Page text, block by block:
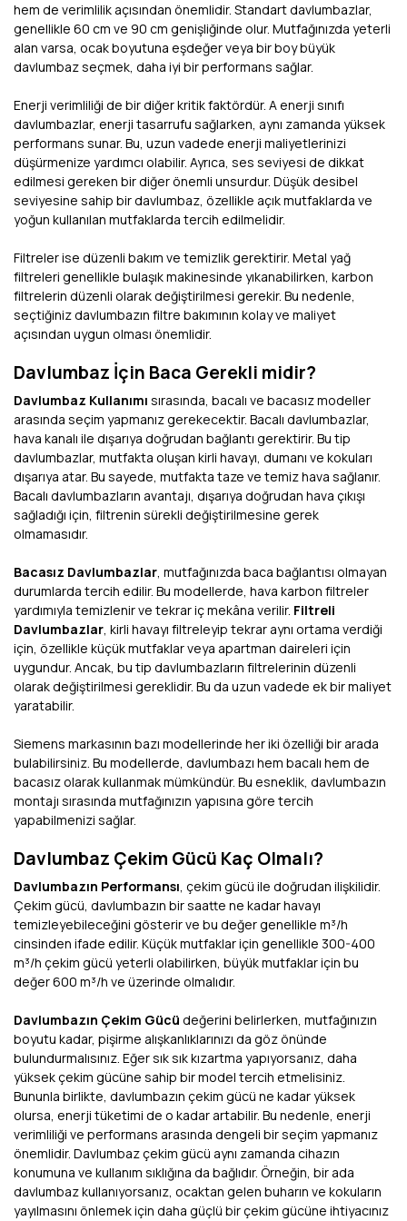
hem de verimlilik açısından önemlidir. Standart davlumbazlar,
genellikle 60 cm ve 90 cm genişliğinde olur. Mutfağınızda yeterli
alan varsa, ocak boyutuna eşdeğer veya bir boy büyük
davlumbaz seçmek, daha iyi bir performans sağlar.
Enerji verimliliği de bir diğer kritik faktördür. A enerji sınıfı
davlumbazlar, enerji tasarrufu sağlarken, aynı zamanda yüksek
performans sunar. Bu, uzun vadede enerji maliyetlerinizi
düşürmenize yardımcı olabilir. Ayrıca, ses seviyesi de dikkat
edilmesi gereken bir diğer önemli unsurdur. Düşük desibel
seviyesine sahip bir davlumbaz, özellikle açık mutfaklarda ve
yoğun kullanılan mutfaklarda tercih edilmelidir.
Filtreler ise düzenli bakım ve temizlik gerektirir. Metal yağ
filtreleri genellikle bulaşık makinesinde yıkanabilirken, karbon
filtrelerin düzenli olarak değiştirilmesi gerekir. Bu nedenle,
seçtiğiniz davlumbazın filtre bakımının kolay ve maliyet
açısından uygun olması önemlidir.
Davlumbaz İçin Baca Gerekli midir?
Davlumbaz Kullanımı sırasında, bacalı ve bacasız modeller
arasında seçim yapmanız gerekecektir. Bacalı davlumbazlar,
hava kanalı ile dışarıya doğrudan bağlantı gerektirir. Bu tip
davlumbazlar, mutfakta oluşan kirli havayı, dumanı ve kokuları
dışarıya atar. Bu sayede, mutfakta taze ve temiz hava sağlanır.
Bacalı davlumbazların avantajı, dışarıya doğrudan hava çıkışı
sağladığı için, filtrenin sürekli değiştirilmesine gerek
olmamasıdır.
Bacasız Davlumbazlar, mutfağınızda baca bağlantısı olmayan
durumlarda tercih edilir. Bu modellerde, hava karbon filtreler
yardımıyla temizlenir ve tekrar iç mekâna verilir. Filtreli
Davlumbazlar, kirli havayı filtreleyip tekrar aynı ortama verdiği
için, özellikle küçük mutfaklar veya apartman daireleri için
uygundur. Ancak, bu tip davlumbazların filtrelerinin düzenli
olarak değiştirilmesi gereklidir. Bu da uzun vadede ek bir maliyet
yaratabilir.
Siemens markasının bazı modellerinde her iki özelliği bir arada
bulabilirsiniz. Bu modellerde, davlumbazı hem bacalı hem de
bacasız olarak kullanmak mümkündür. Bu esneklik, davlumbazın
montajı sırasında mutfağınızın yapısına göre tercih
yapabilmenizi sağlar.
Davlumbaz Çekim Gücü Kaç Olmalı?
Davlumbazın Performansı, çekim gücü ile doğrudan ilişkilidir.
Çekim gücü, davlumbazın bir saatte ne kadar havayı
temizleyebileceğini gösterir ve bu değer genellikle m³/h
cinsinden ifade edilir. Küçük mutfaklar için genellikle 300-400
m³/h çekim gücü yeterli olabilirken, büyük mutfaklar için bu
değer 600 m³/h ve üzerinde olmalıdır.
Davlumbazın Çekim Gücü değerini belirlerken, mutfağınızın
boyutu kadar, pişirme alışkanlıklarınızı da göz önünde
bulundurmalısınız. Eğer sık sık kızartma yapıyorsanız, daha
yüksek çekim gücüne sahip bir model tercih etmelisiniz.
Bununla birlikte, davlumbazın çekim gücü ne kadar yüksek
olursa, enerji tüketimi de o kadar artabilir. Bu nedenle, enerji
verimliliği ve performans arasında dengeli bir seçim yapmanız
önemlidir. Davlumbaz çekim gücü aynı zamanda cihazın
konumuna ve kullanım sıklığına da bağlıdır. Örneğin, bir ada
davlumbaz kullanıyorsanız, ocaktan gelen buharın ve kokuların
yayılmasını önlemek için daha güçlü bir çekim gücüne ihtiyacınız